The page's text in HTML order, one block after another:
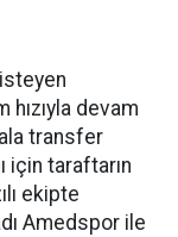
hızıyla devam
transfer
için taraftarın
ekipte
Amedspor ile